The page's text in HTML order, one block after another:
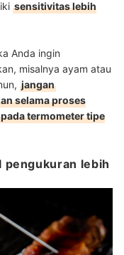
sensitivitas lebih
Anda ingin
misalnya ayam atau
jangan
selama proses
termometer tipe
lebih